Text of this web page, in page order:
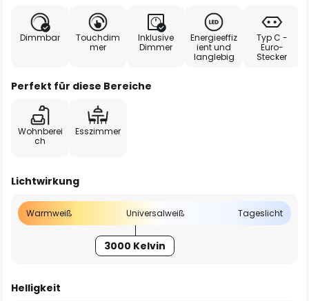
Dimmbar
Touchdim
mer
Inklusive
Dimmer
Energieeffiz
ient und
langlebig
Typ C -
Euro-
Stecker
Perfekt für diese Bereiche
Wohnberei
ch
Esszimmer
Lichtwirkung
Warmweiß Universalweiß Tageslicht
3000 Kelvin
Helligkeit